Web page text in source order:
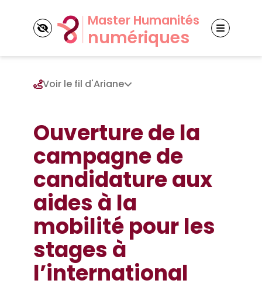
Découvrir la mention
Nos cinq parcours
Master CEN
Master GSI
Master NET
Master ACEHN
Master MTN
Nos partenaires
Partenaires universitaires
Partenaires socio-économiques
Actualités
Voir le fil d'Ariane
Ouverture de la
campagne de
candidature aux
aides à la
mobilité pour les
stages à
l’international